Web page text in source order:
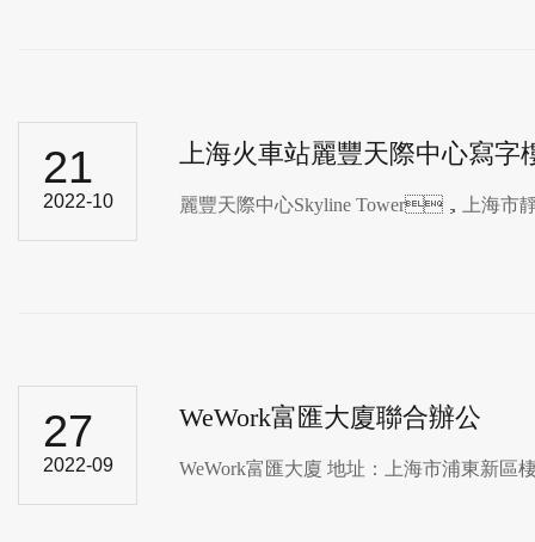
21
2022-10
上海火車站麗豐天際中心寫字
麗豐天際中心Skyline Tower，上海市
27
2022-09
WeWork富匯大廈聯合辦公
WeWork富匯​大廈 地址：上海市浦東新